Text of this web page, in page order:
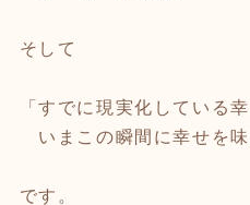
そして
「すでに現実化している
いまこの瞬間に幸せを味
です。